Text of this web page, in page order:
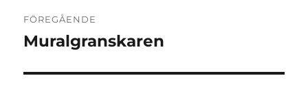
FÖREGÅENDE
Föregående
Muralgranskaren